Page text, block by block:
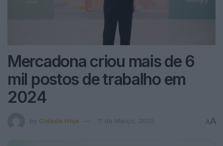
Mercadona criou mais de 6
mil postos de trabalho em
2024
by Cidade Hoje 11 de Março, 2025 AA